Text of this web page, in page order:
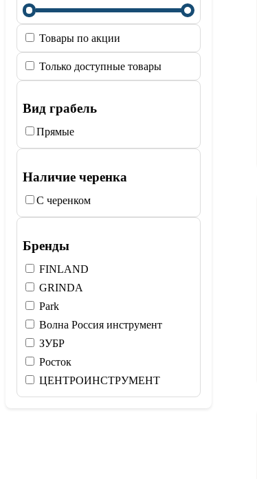
Товары по акции
Только доступные товары
Вид грабель
Прямые
Наличие черенка
С черенком
Бренды
FINLAND
GRINDA
Park
Волна Россия инструмент
ЗУБР
Росток
ЦЕНТРОИНСТРУМЕНТ